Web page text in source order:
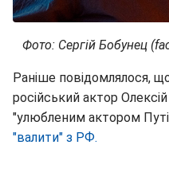
Фото: Сергій Бобунец
Раніше повідомлялося,
російський актор
"улюбленим актором
"валити" з РФ.